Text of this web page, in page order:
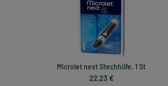
Microlet next Stechhilfe, 1 St
22,23 €